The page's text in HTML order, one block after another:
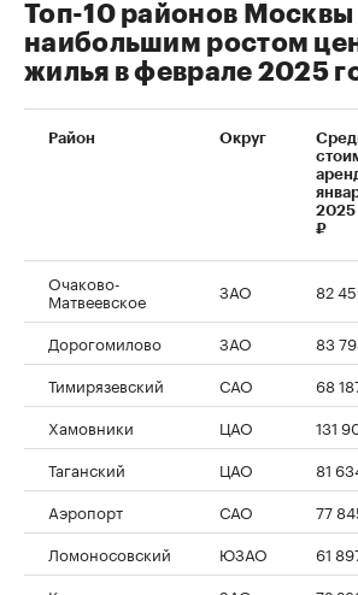
Топ-10 районов Москвы
наибольшим ростом
жилья в феврале 2025
Район Округ
2025
₽
Очаково-
Матвеевское ЗАО 82
Дорогомилово ЗАО 83
Тимирязевский
САО 68
Хамовники
ЦАО 131
Таганский
ЦАО 81
Аэропорт
САО 77
Ломоносовский
ЮЗАО 61